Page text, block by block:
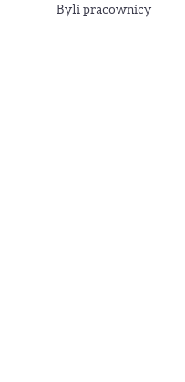
Byli pracownicy